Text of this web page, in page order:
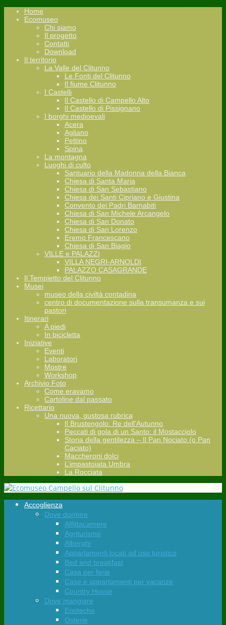
Home
Ecomuseo
Chi siamo
Il progetto
Contatti
Download
Il territorio
La Valle del Clitunno
Le Fonti del Clitunno
Il fiume Clitunno
I Castelli
Il Castello di Campello Alto
Il Castello di Pissignano
I borghi medioevali
Acera
Agliano
Pettino
Spina
La montagna
Luoghi di culto
Santuario della Madonna della Bianca
Chiesa di Santa Maria
Chiesa di San Sebastiano
Chiesa dei Santi Cipriano e Giustina
Convento dei Padri Barnabiti
Chiesa di San Michele Arcangelo
Chiesa di San Donato
Chiesa di San Lorenzo
Eremo Francescano
Chiesa di San Biagio
VILLE e PALAZZI
VILLA NEGRI-ARNOLDI
PALAZZO CASAGRANDE
Il Tempietto del Clitunno
Musei
museo della civiltà contadina
centro di documentazione sulla transumanza e sui
pastori
Itinerari
A piedi
In bicicletta
Iniziative
Eventi
Laboratori
Mostre
Workshop
Archivio Foto
Come eravamo
Cartoline dal passato
Ricettario
Una nuova, gustosa rubrica
Il Brustengolo: Re dell’Autunno
Peccati di gola di un Santo: il Mostacciolo
Storia della gentilezza – Il Pan Nociato (o Pan
Caciato)
Maccheroni dolci
L’impastoiata Umbra
La Rocciata
Accoglienza
Dove dormire
Affittacamere
Agriturismo
Alberghi
Appartamenti locati ad uso turistico
Bed and breakfast
Casa per ferie
Case e appartamenti per vacanze
Country House
Dove mangiare
Enoteche
Osterie